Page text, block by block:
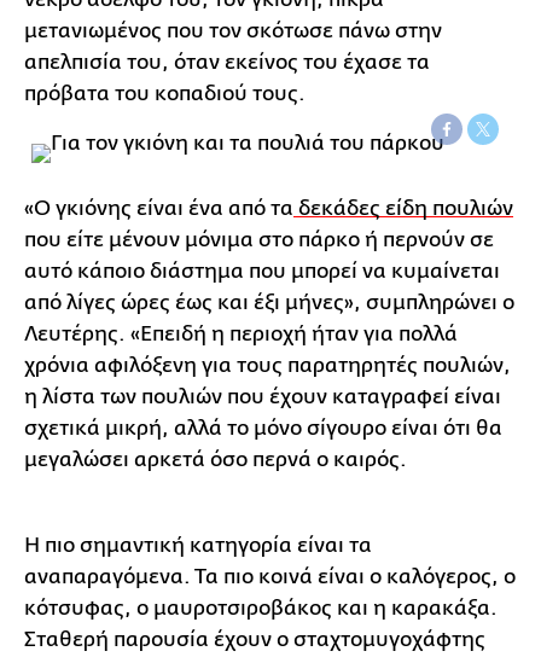
μετανιωμένος που τον σκότωσε πάνω στην
απελπισία του, όταν εκείνος του έχασε τα
πρόβατα του κοπαδιού τους.
«Ο γκιόνης είναι ένα από τα δεκάδες είδη πουλιών
που είτε μένουν μόνιμα στο πάρκο ή περνούν σε
αυτό κάποιο διάστημα που μπορεί να κυμαίνεται
από λίγες ώρες έως και έξι μήνες», συμπληρώνει ο
Λευτέρης. «Επειδή η περιοχή ήταν για πολλά
χρόνια αφιλόξενη για τους παρατηρητές πουλιών,
η λίστα των πουλιών που έχουν καταγραφεί είναι
σχετικά μικρή, αλλά το μόνο σίγουρο είναι ότι θα
μεγαλώσει αρκετά όσο περνά ο καιρός.
Η πιο σημαντική κατηγορία είναι τα
αναπαραγόμενα. Τα πιο κοινά είναι ο καλόγερος, ο
κότσυφας, o μαυροτσιροβάκος και η καρακάξα.
Σταθερή παρουσία έχουν ο σταχτομυγοχάφτης